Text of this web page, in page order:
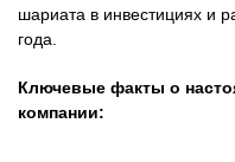
шариата в инвестициях и
года.
Ключевые факты о
компании: